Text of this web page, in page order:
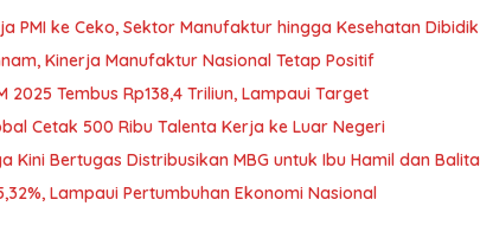
PMI ke Ceko, Sektor Manufaktur hingga Kesehatan Dibidik
Kinerja Manufaktur Nasional Tetap Positif
2025 Tembus Rp138,4 Triliun, Lampaui Target
Cetak 500 Ribu Talenta Kerja ke Luar Negeri
Kini Bertugas Distribusikan MBG untuk Ibu Hamil dan Balita
Lampaui Pertumbuhan Ekonomi Nasional